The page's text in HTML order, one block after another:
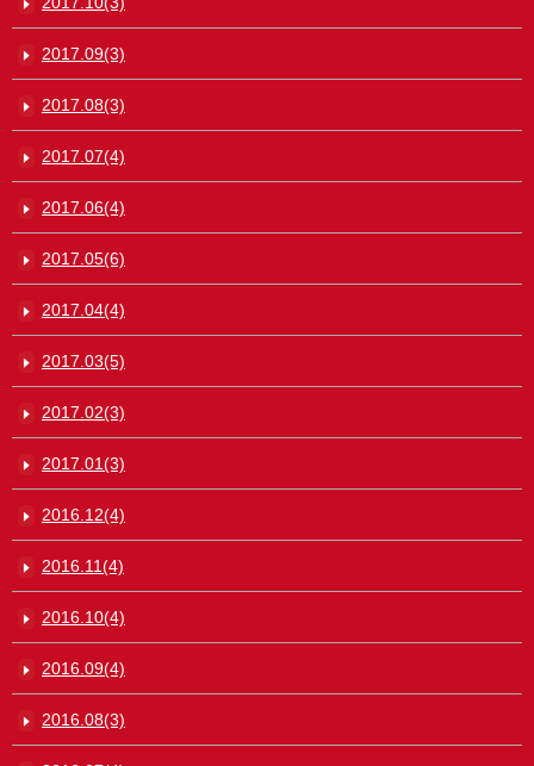
2017.09(3)
2017.08(3)
2017.07(4)
2017.06(4)
2017.05(6)
2017.04(4)
2017.03(5)
2017.02(3)
2017.01(3)
2016.12(4)
2016.11(4)
2016.10(4)
2016.09(4)
2016.08(3)